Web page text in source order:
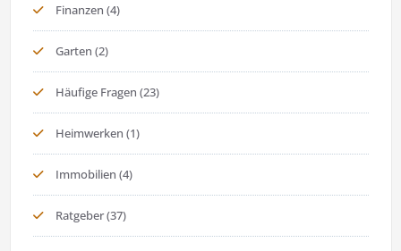
Finanzen (4)
Garten (2)
Häufige Fragen (23)
Heimwerken (1)
Immobilien (4)
Ratgeber(37)